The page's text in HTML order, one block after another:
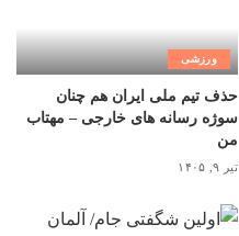
ورزشی
حذف تیم ملی ایران هم چنان
سوژه رسانه های خارجی – مهتاب
من
تیر ۹, ۱۴۰۵